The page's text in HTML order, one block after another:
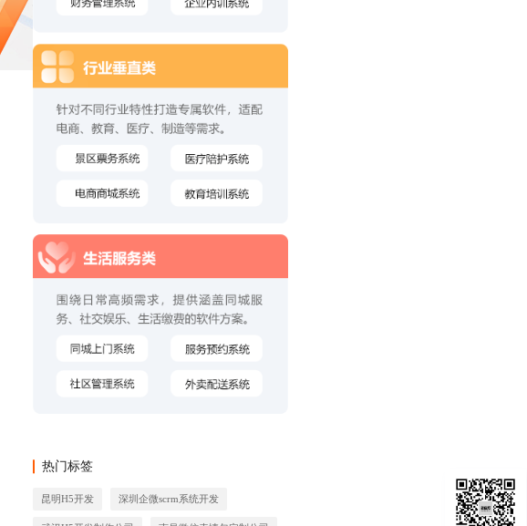
热门标签
昆明H5开发 深圳企微scrm系统开发